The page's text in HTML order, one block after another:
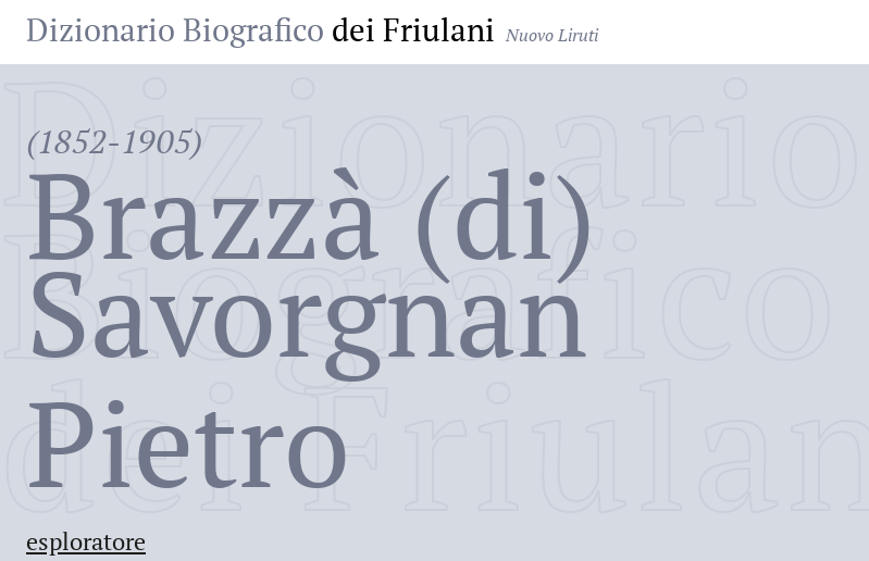
Dizionario Biografico dei Friulani Nuovo Liruti
(1852-1905)
Brazzà (di)
Savorgnan
Pietro
esploratore
Dizionario
Biografico
dei Friulani